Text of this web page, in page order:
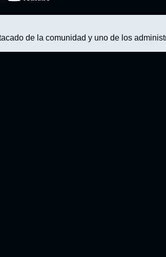
de la comunidad y uno de los